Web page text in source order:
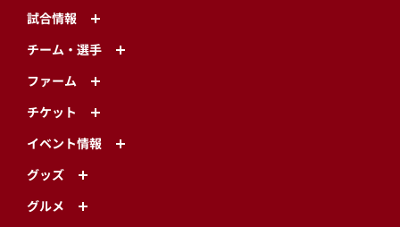
試合情報
チーム・選手
ファーム
チケット
イベント情報
グッズ
グルメ